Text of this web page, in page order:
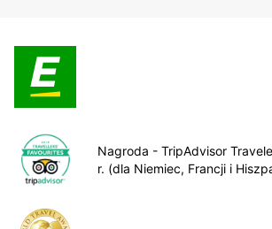
Nagroda - TripAdvisor
r. (dla Niemiec, Francji i